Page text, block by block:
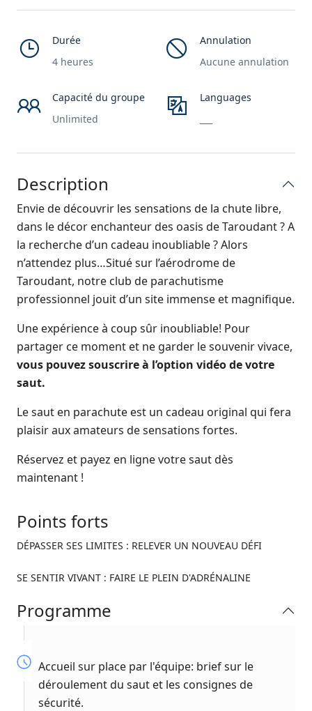
Durée
4 heures
Annulation
Aucune annulation
Capacité du groupe
Unlimited
Languages
Description
Envie de découvrir les sensations de la chute libre,
dans le décor enchanteur des oasis de Taroudant ? A
la recherche d’un cadeau inoubliable ? Alors
n’attendez plus…Situé sur l’aérodrome de
Taroudant, notre club de parachutisme
professionnel jouit d’un site immense et magnifique.
Une expérience à coup sûr inoubliable! Pour
partager ce moment et ne garder le souvenir vivace,
vous pouvez souscrire à l’option vidéo de votre
saut.
Le saut en parachute est un cadeau original qui fera
plaisir aux amateurs de sensations fortes.
Réservez et payez en ligne votre saut dès
maintenant !
Points forts
DÉPASSER SES LIMITES : RELEVER UN NOUVEAU DÉFI
SE SENTIR VIVANT : FAIRE LE PLEIN D'ADRÉNALINE
Programme
Accueil sur place par l'équipe: brief sur le
déroulement du saut et les consignes de
sécurité.